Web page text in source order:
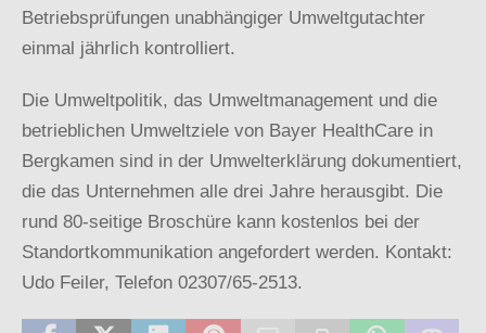
Betriebsprüfungen unabhängiger Umweltgutachter
einmal jährlich kontrolliert.
Die Umweltpolitik, das Umweltmanagement und die
betrieblichen Umweltziele von Bayer HealthCare in
Bergkamen sind in der Umwelterklärung dokumentiert,
die das Unternehmen alle drei Jahre herausgibt. Die
rund 80-seitige Broschüre kann kostenlos bei der
Standortkommunikation angefordert werden. Kontakt:
Udo Feiler, Telefon 02307/65-2513.